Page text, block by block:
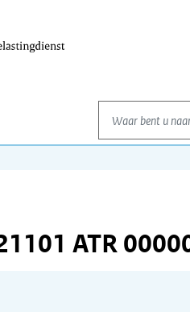
Waar bent u
ATR